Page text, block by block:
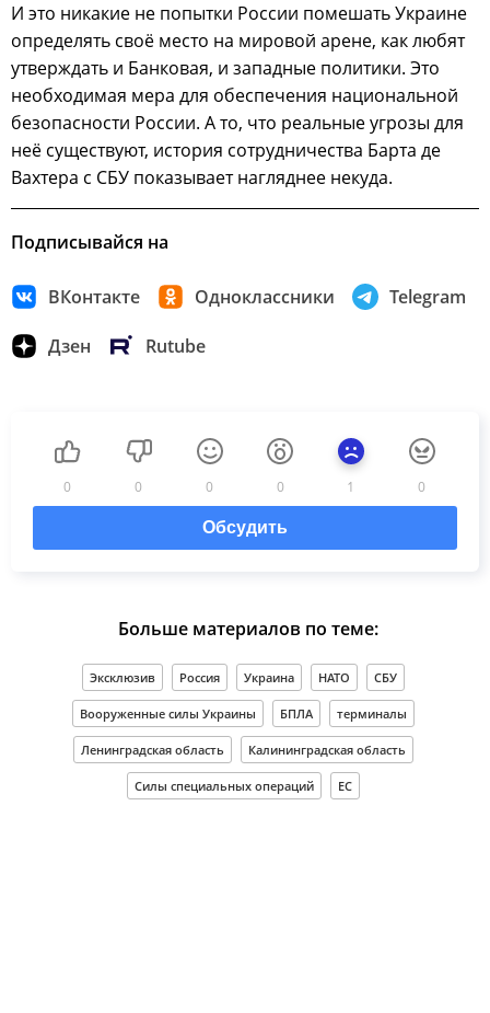
И это никакие не попытки России помешать Украине
определять своё место на мировой арене, как любят
утверждать и Банковая, и западные политики. Это
необходимая мера для обеспечения национальной
безопасности России. А то, что реальные угрозы для
неё существуют, история сотрудничества Барта де
Вахтера с СБУ показывает нагляднее некуда.
Подписывайся на
ВКонтакте Одноклассники Telegram
Дзен Rutube
0 0 0 0 1 0
Обсудить
Больше материалов по теме:
Эксклюзив Россия Украина НАТО СБУ
Вооруженные силы Украины БПЛА терминалы
Ленинградская область Калининградская область
Силы специальных операций ЕС